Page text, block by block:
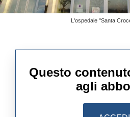
L'ospedale "Santa
Questo
agli